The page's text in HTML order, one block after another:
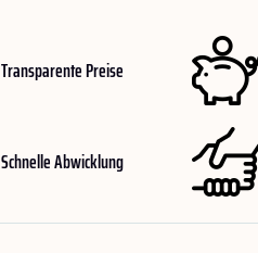
Transparente Preise
Schnelle Abwicklung